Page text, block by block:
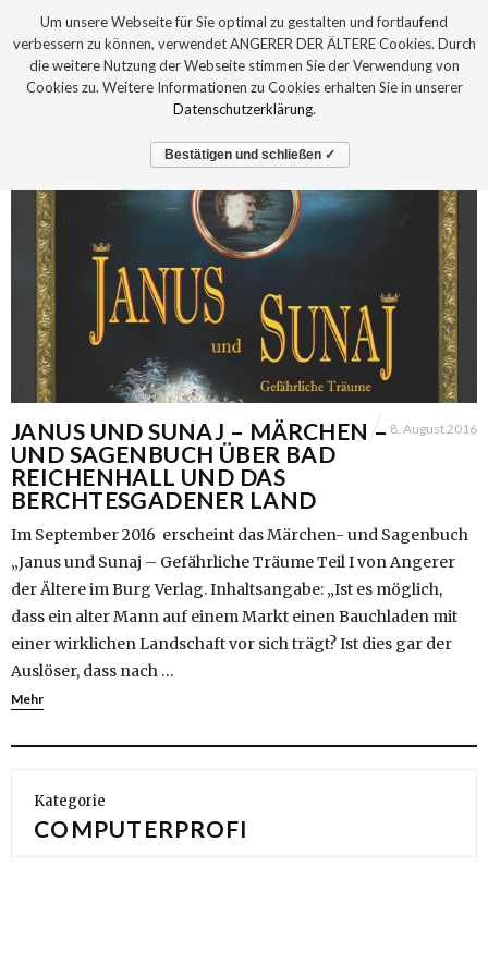
JANUS UND SUNAJ – MÄRCHEN –
UND SAGENBUCH ÜBER BAD
REICHENHALL UND DAS
BERCHTESGADENER LAND
8. August 2016
Im September 2016 erscheint das Märchen- und Sagenbuch
„Janus und Sunaj – Gefährliche Träume Teil I von Angerer
der Ältere im Burg Verlag. Inhaltsangabe: „Ist es möglich,
dass ein alter Mann auf einem Markt einen Bauchladen mit
einer wirklichen Landschaft vor sich trägt? Ist dies gar der
Auslöser, dass nach …
Mehr
Kategorie
COMPUTERPROFI
Um unsere Webseite für Sie optimal zu gestalten und fortlaufend
verbessern zu können, verwendet ANGERER DER ÄLTERE Cookies. Durch
die weitere Nutzung der Webseite stimmen Sie der Verwendung von
Cookies zu. Weitere Informationen zu Cookies erhalten Sie in unserer
Datenschutzerklärung.
Bestätigen und schließen ✓